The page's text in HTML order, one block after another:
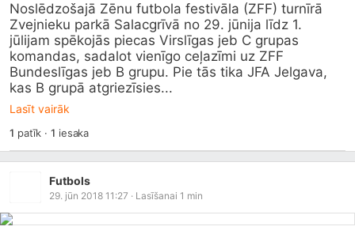
Noslēdzošajā Zēnu futbola festivāla (ZFF) turnīrā
Zvejnieku parkā Salacgrīvā no 29. jūnija līdz 1.
jūlijam spēkojās piecas Virslīgas jeb C grupas
komandas, sadalot vienīgo ceļazīmi uz ZFF
Bundeslīgas jeb B grupu. Pie tās tika JFA Jelgava,
kas B grupā atgriezīsies...
Lasīt vairāk
1 patīk ·1 iesaka
Futbols
29. jūn 2018 11:27 · Lasīšanai 1 min